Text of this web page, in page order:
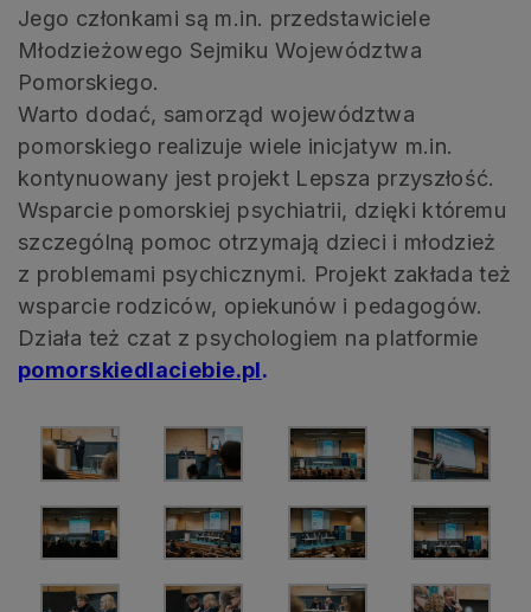
Jego członkami są m.in. przedstawiciele
Młodzieżowego Sejmiku Województwa
Pomorskiego.
Warto dodać, samorząd województwa
pomorskiego realizuje wiele inicjatyw m.in.
kontynuowany jest projekt Lepsza przyszłość.
Wsparcie pomorskiej psychiatrii, dzięki któremu
szczególną pomoc otrzymają dzieci i młodzież
z problemami psychicznymi. Projekt zakłada też
wsparcie rodziców, opiekunów i pedagogów.
Działa też czat z psychologiem na platformie
pomorskiedlaciebie.pl.